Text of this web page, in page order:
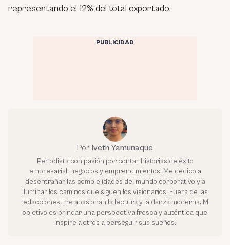
representando el 12% del total exportado.
PUBLICIDAD
Por Iveth Yamunaque
Periodista con pasión por contar historias de éxito
empresarial, negocios y emprendimientos. Me dedico a
desentrañar las complejidades del mundo corporativo y a
iluminar los caminos que siguen los visionarios. Fuera de las
redacciones, me apasionan la lectura y la danza moderna. Mi
objetivo es brindar una perspectiva fresca y auténtica que
inspire a otros a perseguir sus sueños.